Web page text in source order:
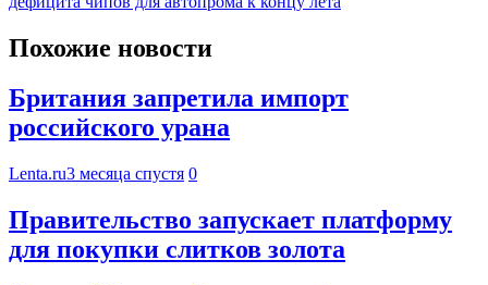
Похожие новости
Британия запретила импорт
российского урана
Lenta.ru3 месяца спустя 0
Правительство запускает платформу
для покупки слитков золота